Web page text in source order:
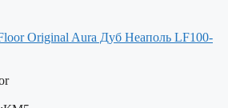
Original Aura Дуб Неаполь LF100-